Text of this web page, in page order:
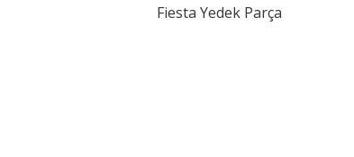
Fiesta Yedek Parça